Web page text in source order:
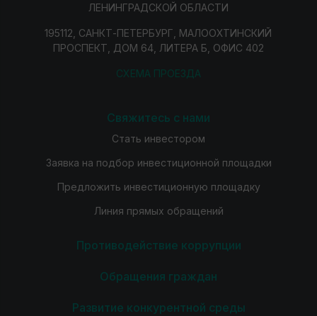
ЛЕНИНГРАДСКОЙ ОБЛАСТИ
195112, САНКТ-ПЕТЕРБУРГ, МАЛООХТИНСКИЙ
ПРОСПЕКТ, ДОМ 64, ЛИТЕРА Б, ОФИС 402
СХЕМА ПРОЕЗДА
Свяжитесь с нами
Стать инвестором
Заявка на подбор инвестиционной площадки
Предложить инвестиционную площадку
Линия прямых обращений
Противодействие коррупции
Обращения граждан
Развитие конкурентной среды